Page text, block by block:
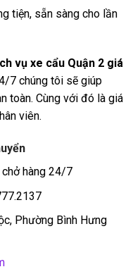
tiện, sẵn sàng cho lần
vụ xe cẩu Quận 2 giá
7 chúng tôi sẽ giúp
toàn. Cùng với đó là giá
viên.
hàng 24/7
Phường Bình Hưng